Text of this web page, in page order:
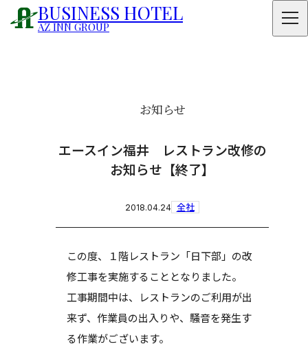
BUSINESS HOTEL
AZ INN GROUP
お知らせ
エースイン福井 レストラン改修の
お知らせ【終了】
2018.04.24 全社
この度、１階レストラン「日下部」の改
修工事を実施することとなりました。
工事期間中は、レストランのご利用が出
来ず、作業員の出入りや、騒音を発生す
る作業がございます。